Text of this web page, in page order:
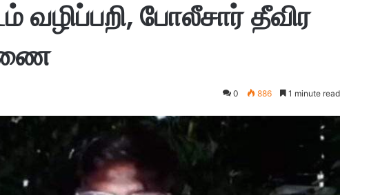
வழிப்பறி, போலீசார் தீவிர
0 886 1 minute read